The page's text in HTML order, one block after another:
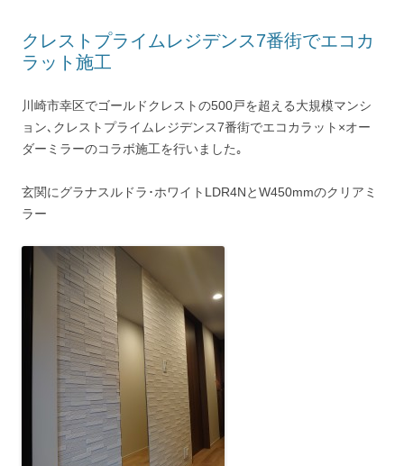
クレストプライムレジデンス7番街でエコカ
ラット施工
川崎市幸区でゴールドクレストの500戸を超える大規模マンシ
ョン､クレストプライムレジデンス7番街でエコカラット×オー
ダーミラーのコラボ施工を行いました｡
玄関にグラナスルドラ･ホワイトLDR4NとW450mmのクリアミ
ラー